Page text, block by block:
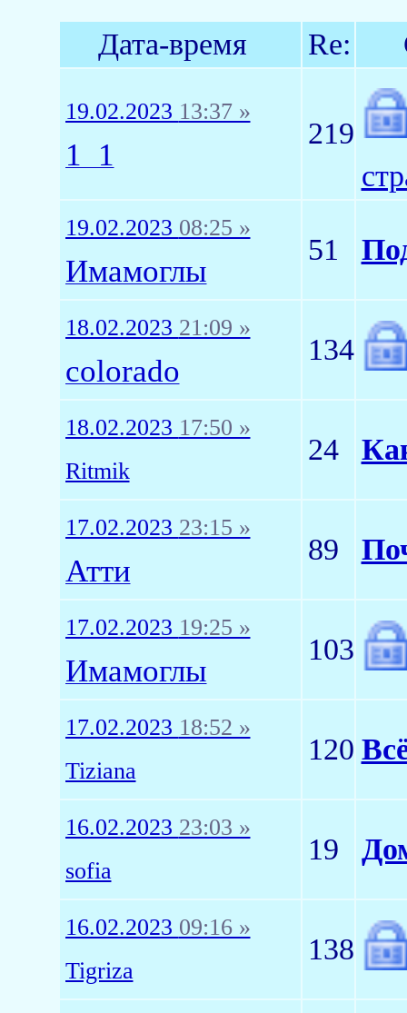
Дата-время Re:
19.02.2023 13:37 »
1_1
219
19.02.2023 08:25 »
Имамоглы
51
18.02.2023 21:09 »
colorado
134
18.02.2023 17:50 »
Ritmik
24
17.02.2023 23:15 »
Атти
89
17.02.2023 19:25 »
Имамоглы
103
17.02.2023 18:52 »
Tiziana
120
16.02.2023 23:03 »
sofia
19
16.02.2023 09:16 »
Tigriza
138